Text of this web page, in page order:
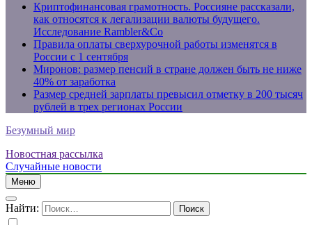
Криптофинансовая грамотность. Россияне рассказали,
как относятся к легализации валюты будущего.
Исследование Rambler&Co
Правила оплаты сверхурочной работы изменятся в
России с 1 сентября
Миронов: размер пенсий в стране должен быть не ниже
40% от заработка
Размер средней зарплаты превысил отметку в 200 тысяч
рублей в трех регионах России
Безумный мир
Новостная рассылка
Случайные новости
Меню
Найти: